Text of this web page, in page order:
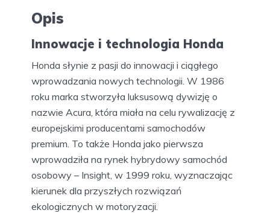
Opis
Innowacje i technologia Honda
Honda słynie z pasji do innowacji i ciągłego
wprowadzania nowych technologii. W 1986
roku marka stworzyła luksusową dywizję o
nazwie Acura, która miała na celu rywalizację z
europejskimi producentami samochodów
premium. To także Honda jako pierwsza
wprowadziła na rynek hybrydowy samochód
osobowy – Insight, w 1999 roku, wyznaczając
kierunek dla przyszłych rozwiązań
ekologicznych w motoryzacji.